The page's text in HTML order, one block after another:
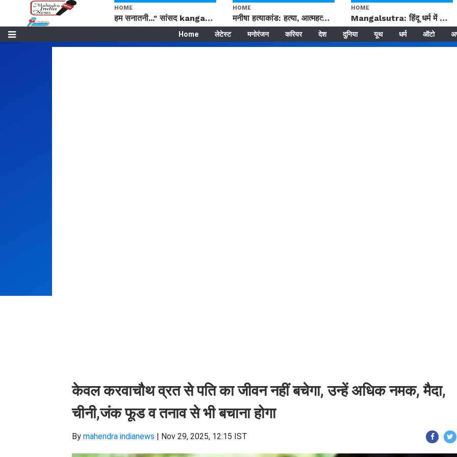
HOME
हम सनातनी..." सांसद kangana Ranaut से क्या बोली लड़की? Viral Jantar-Mantar | CJP protest
HOME
मनीषा हत्याकांड: हत्या, आत्महत्या या कोई बड़ा राज? | Full Story | Josh Haryana
HOME
Mangalsutra: हिंदू धर्म में शादी के बाद मंगलसूत्र क्यों पहनती है महिलाएं, किसने शुरु की ये परंपरा
Home लेटेस्ट मनोरंजन करियर देश दुनिया यूथ धर्म ऑटो
केवल करवाचौथ व्रत से पति का जीवन नहीं बचेगा, उन्हें अधिक नमक, मैदा,
चीनी,जंक फूड व तनाव से भी बचाना होगा
By mahendra indianews | Nov 29, 2025, 12:15 IST